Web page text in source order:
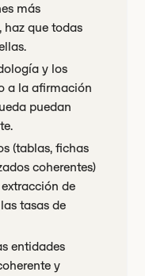
más
haz que todas
y los
a la afirmación
puedan
(tablas, fichas
coherentes)
de
tasas de
entidades
y